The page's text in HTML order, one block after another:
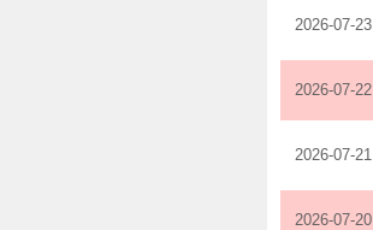
2026-07-23
2026-07-22
2026-07-21
2026-07-20